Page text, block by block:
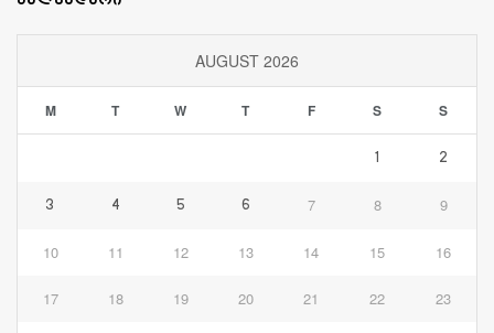
AUGUST 2026
M T W T F S S
1 2
3 4 5 6 7 8 9
10 11 12 13 14 15 16
17 18 19 20 21 22 23